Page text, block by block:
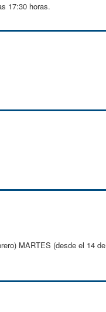
17:30 horas.
MARTES (desde el 14 de